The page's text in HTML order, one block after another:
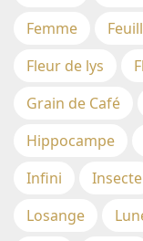
Femme
Fleur de lys
Grain de Café
Hippocampe
Infini
Insecte
Losange